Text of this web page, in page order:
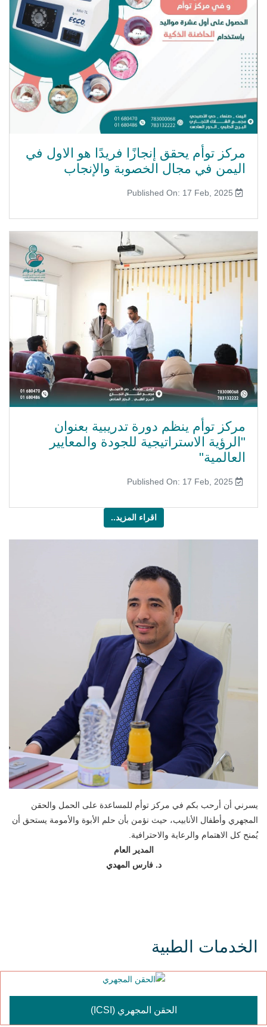
مركز توأم يحقق إنجازًا فريدًا هو الاول في
اليمن في مجال الخصوبة والإنجاب
مركز توأم ينظم دورة تدريبية بعنوان
"الرؤية الاستراتيجية للجودة والمعايير
العالمية"
اقراء المزيد..
يسرني أن أرحب بكم في مركز توأم للمساعدة على الحمل والحقن
المجهري وأطفال الأنابيب، حيث نؤمن بأن حلم الأبوة والأمومة يستحق أن
يُمنح كل الاهتمام والرعاية والاحترافية.
المدير العام
د. فارس المهدي
الخدمات الطبية
الحقن المجهري (ICSI)